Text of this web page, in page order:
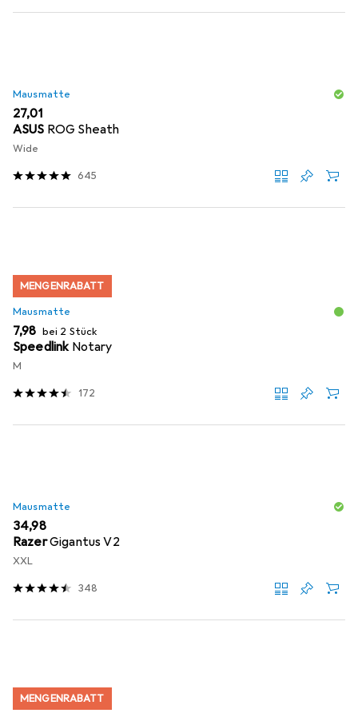
Mausmatte
EUR
27,01
ASUS ROG Sheath
Wide
645
MENGENRABATT
Mausmatte
EUR
7,98 bei 2 Stück
Speedlink Notary
M
172
Mausmatte
EUR
34,98
RazerGigantus V2
XXL
348
MENGENRABATT